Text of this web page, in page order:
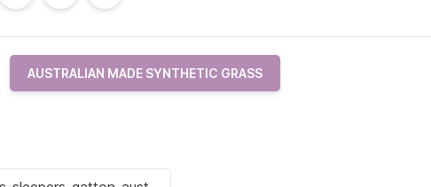
AUSTRALIAN MADE SYNTHETIC GRASS